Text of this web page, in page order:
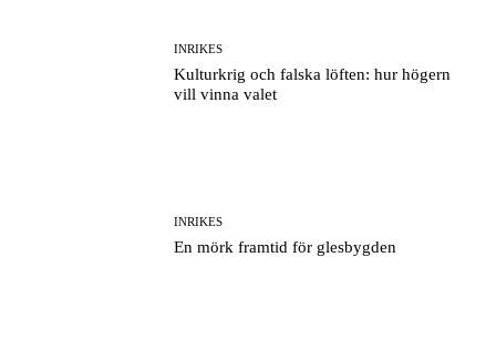
INRIKES
Kulturkrig och falska löften: hur högern
vill vinna valet
INRIKES
En mörk framtid för glesbygden